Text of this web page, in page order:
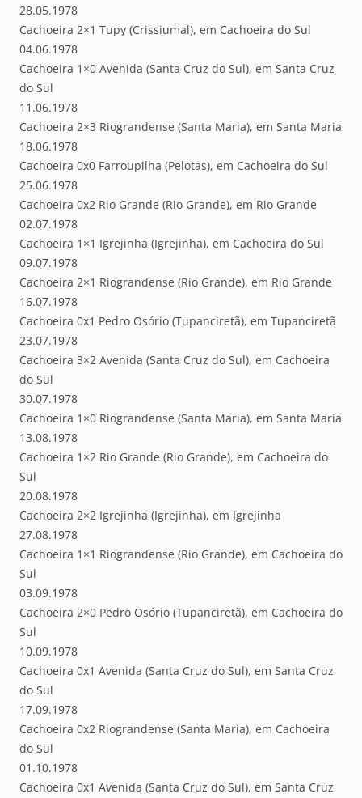
28.05.1978
Cachoeira 2×1 Tupy (Crissiumal), em Cachoeira do Sul
04.06.1978
Cachoeira 1×0 Avenida (Santa Cruz do Sul), em Santa Cruz
do Sul
11.06.1978
Cachoeira 2×3 Riograndense (Santa Maria), em Santa Maria
18.06.1978
Cachoeira 0x0 Farroupilha (Pelotas), em Cachoeira do Sul
25.06.1978
Cachoeira 0x2 Rio Grande (Rio Grande), em Rio Grande
02.07.1978
Cachoeira 1×1 Igrejinha (Igrejinha), em Cachoeira do Sul
09.07.1978
Cachoeira 2×1 Riograndense (Rio Grande), em Rio Grande
16.07.1978
Cachoeira 0x1 Pedro Osório (Tupanciretã), em Tupanciretã
23.07.1978
Cachoeira 3×2 Avenida (Santa Cruz do Sul), em Cachoeira
do Sul
30.07.1978
Cachoeira 1×0 Riograndense (Santa Maria), em Santa Maria
13.08.1978
Cachoeira 1×2 Rio Grande (Rio Grande), em Cachoeira do
Sul
20.08.1978
Cachoeira 2×2 Igrejinha (Igrejinha), em Igrejinha
27.08.1978
Cachoeira 1×1 Riograndense (Rio Grande), em Cachoeira do
Sul
03.09.1978
Cachoeira 2×0 Pedro Osório (Tupanciretã), em Cachoeira do
Sul
10.09.1978
Cachoeira 0x1 Avenida (Santa Cruz do Sul), em Santa Cruz
do Sul
17.09.1978
Cachoeira 0x2 Riograndense (Santa Maria), em Cachoeira
do Sul
01.10.1978
Cachoeira 0x1 Avenida (Santa Cruz do Sul), em Santa Cruz